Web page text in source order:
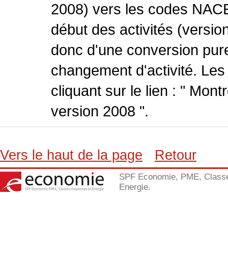
2008) vers les codes
début des activités
donc d'une conversion
changement d'activité.
cliquant sur le lien : "
version 2008 ".
Vers le haut de la page Retour
SPF Economie, PME,
Energie.